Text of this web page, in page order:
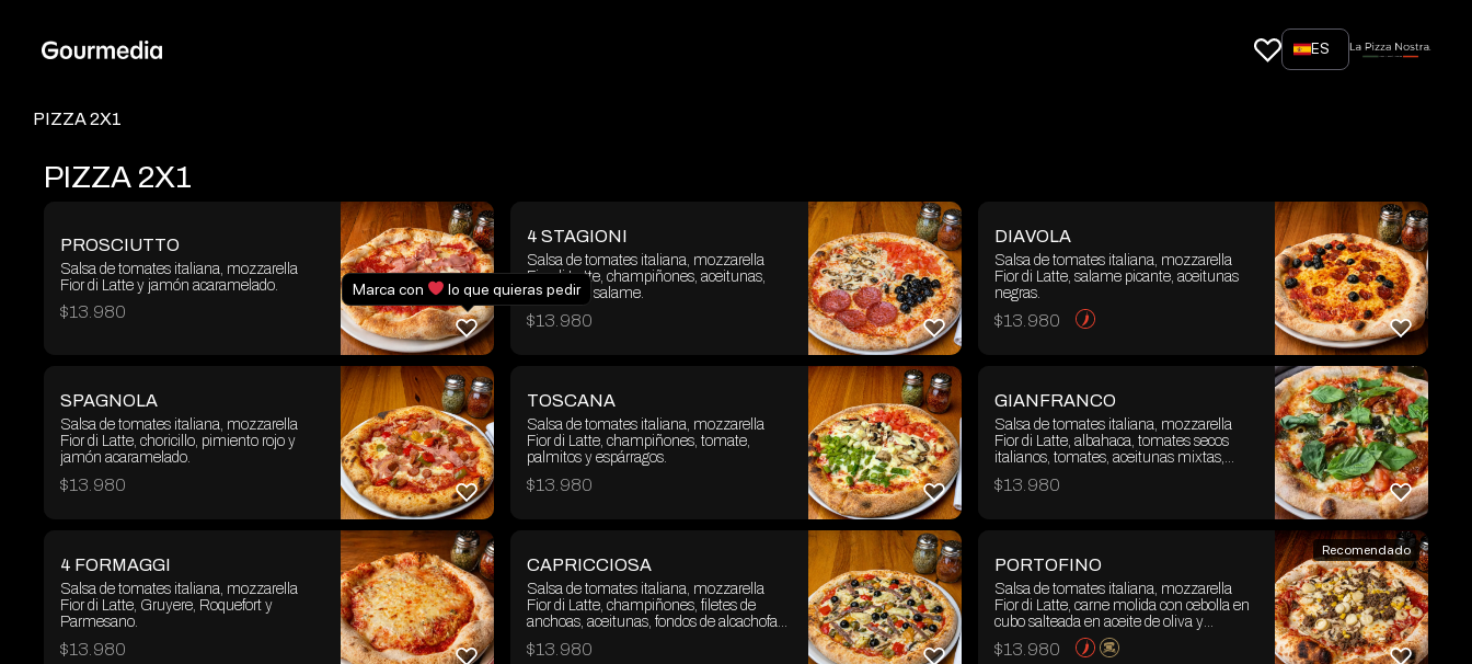
content
ES
PIZZA 2X1
PIZZA 2X1
PROSCIUTTO
Salsa de tomates italiana, mozzarella
Fior di Latte y jamón acaramelado.
$13.980
4 STAGIONI
Salsa de tomates italiana, mozzarella
Fior di Latte, champiñones, aceitunas,
tomates y salame.
$13.980
DIAVOLA
Salsa de tomates italiana, mozzarella
Fior di Latte, salame picante, aceitunas
negras.
$13.980
SPAGNOLA
Salsa de tomates italiana, mozzarella
Fior di Latte, choricillo, pimiento rojo y
jamón acaramelado.
$13.980
TOSCANA
Salsa de tomates italiana, mozzarella
Fior di Latte, champiñones, tomate,
palmitos y espárragos.
$13.980
GIANFRANCO
Salsa de tomates italiana, mozzarella
Fior di Latte, albahaca, tomates secos
italianos, tomates, aceitunas mixtas,
aceite de oliva y pesto.
$13.980
4 FORMAGGI
Salsa de tomates italiana, mozzarella
Fior di Latte, Gruyere, Roquefort y
Parmesano.
$13.980
CAPRICCIOSA
Salsa de tomates italiana, mozzarella
Fior di Latte, champiñones, filetes de
anchoas, aceitunas, fondos de alcachofas,
pimentones y alcaparras.
$13.980
PORTOFINO
Salsa de tomates italiana, mozzarella
Fior di Latte, carne molida con cebolla en
cubo salteada en aceite de oliva y
merquén, champiñones, palmitos y
choclo.
$13.980
Recomendado
Marca con lo que quieras pedir